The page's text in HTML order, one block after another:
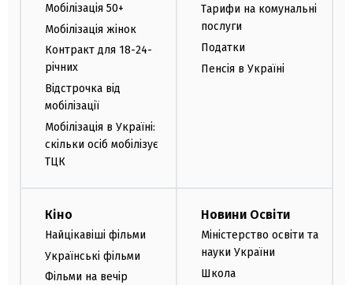
Мобілізація 50+
Мобілізація жінок
Контракт для 18-24-
річних
Відстрочка від
мобілізації
Мобілізація в Україні:
скільки осіб мобілізує
ТЦК
Тарифи на комунальні
послуги
Податки
Пенсія в Україні
Кіно
Найцікавіші фільми
Українські фільми
Фільми на вечір
Новини Освіти
Міністерство освіти та
науки України
Школа